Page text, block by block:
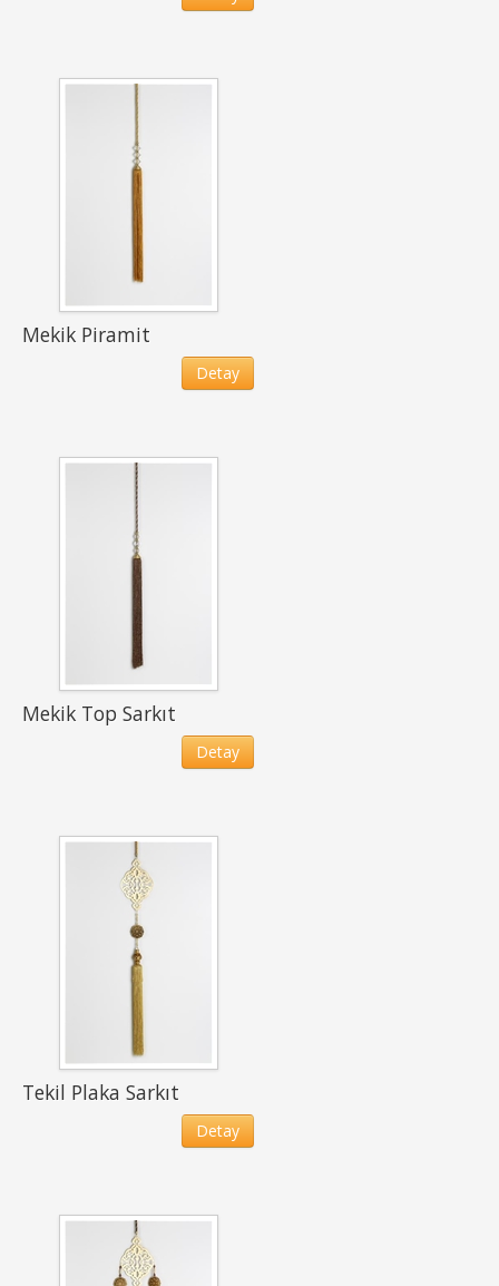
Mekik Piramit
Detay
Mekik Top Sarkıt
Detay
Tekil Plaka Sarkıt
Detay